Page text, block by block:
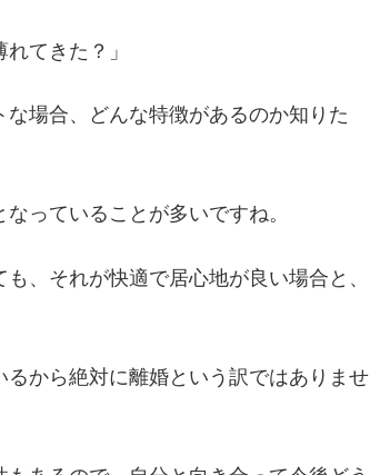
てきた？」
な場合、どんな特徴があるのか知りた
っていることが多いですね。
、それが快適で居心地が良い場合と、
から絶対に離婚という訳ではありませ